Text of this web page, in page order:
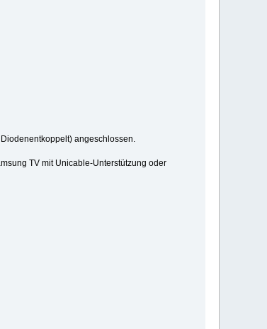
angeschlossen.
TV mit Unicable-Unterstützung oder